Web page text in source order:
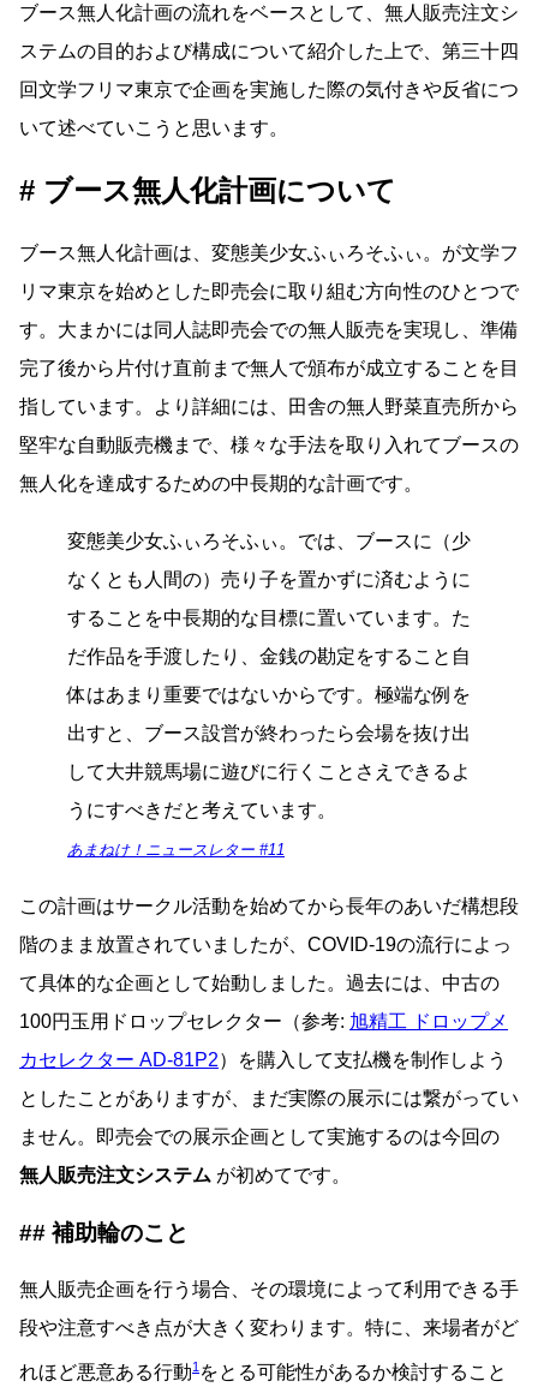
ブース無人化計画の流れをベースとして、無人販売注文シ
ステムの目的および構成について紹介した上で、第三十四
回文学フリマ東京で企画を実施した際の気付きや反省につ
いて述べていこうと思います。
ブース無人化計画について
ブース無人化計画は、変態美少女ふぃろそふぃ。が文学フ
リマ東京を始めとした即売会に取り組む方向性のひとつで
す。大まかには同人誌即売会での無人販売を実現し、準備
完了後から片付け直前まで無人で頒布が成立することを目
指しています。より詳細には、田舎の無人野菜直売所から
堅牢な自動販売機まで、様々な手法を取り入れてブースの
無人化を達成するための中長期的な計画です。
変態美少女ふぃろそふぃ。では、ブースに（少
なくとも人間の）売り子を置かずに済むように
することを中長期的な目標に置いています。た
だ作品を手渡したり、金銭の勘定をすること自
体はあまり重要ではないからです。極端な例を
出すと、ブース設営が終わったら会場を抜け出
して大井競馬場に遊びに行くことさえできるよ
うにすべきだと考えています。
あまねけ！ニュースレター #11
この計画はサークル活動を始めてから長年のあいだ構想段
階のまま放置されていましたが、COVID‑19の流行によっ
て具体的な企画として始動しました。過去には、中古の
100円玉用ドロップセレクター（参考: 旭精工 ドロップメ
カセレクター AD-81P2）を購入して支払機を制作しよう
としたことがありますが、まだ実際の展示には繋がってい
ません。即売会での展示企画として実施するのは今回の
無人販売注文システム が初めてです。
補助輪のこと
無人販売企画を行う場合、その環境によって利用できる手
段や注意すべき点が大きく変わります。特に、来場者がど
れほど悪意ある行動1をとる可能性があるか検討すること